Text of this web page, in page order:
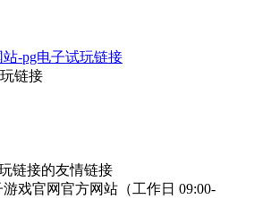
-pg电子试玩链接
链接
链接的友情链接
戏官网官方网站（工作日 09:00-